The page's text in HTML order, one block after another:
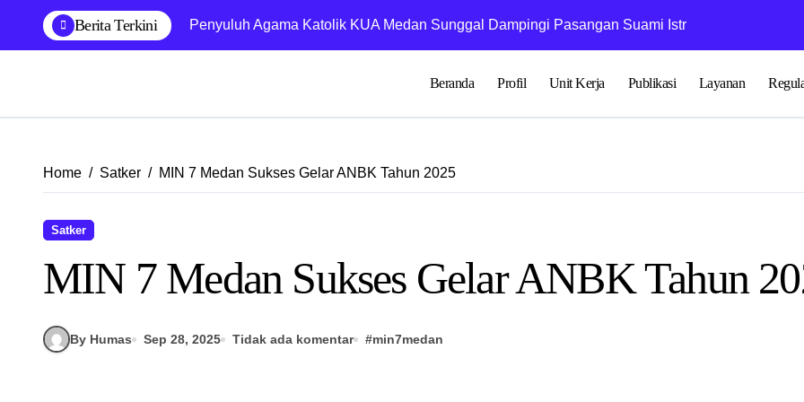
content
Berita Terkini Penyuluh Agama Katolik KUA Medan Sunggal Dampingi Pasangan Suami Istri dalam Praktik
Penyuluh KUA
Beranda Profil Unit Kerja Publikasi Layanan
Home Satker MIN 7 Medan Sukses Gelar ANBK Tahun 2025
Satker
MIN 7 Medan Sukses Gelar ANBK Tahun
By Humas Sep 28, 2025 Tidak ada komentar #min7medan